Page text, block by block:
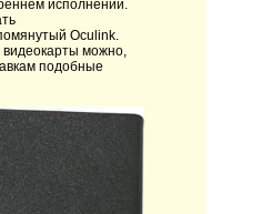
исполнении.
Oculink.
видеокарты можно,
подобные